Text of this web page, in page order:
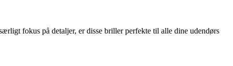
fokus på detaljer, er disse briller perfekte til alle dine udendørs